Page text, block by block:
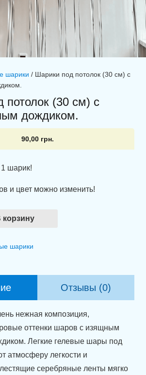
шарики / Шарики под потолок (30 см) с
потолок (30 см) с
дождиком.
90,00 грн.
1 шарик!
и цвет можно изменить!
корзину
шарики
Отзывы (0)
нежная композиция,
оттенки шаров с изящным
Легкие гелевые шары под
атмосферу легкости и
серебряные ленты мягко